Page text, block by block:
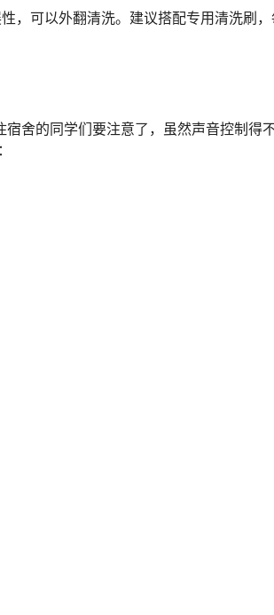
，可以外翻清洗。建议搭配专用清洗刷，
舍的同学们要注意了，虽然声音控制得